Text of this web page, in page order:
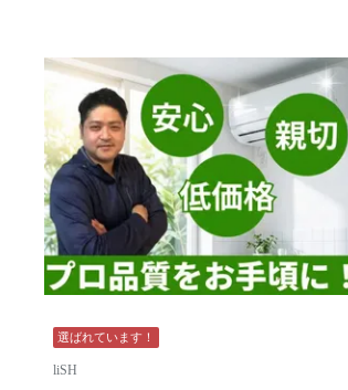
選ばれています！
liSH